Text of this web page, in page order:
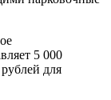
5 000
для